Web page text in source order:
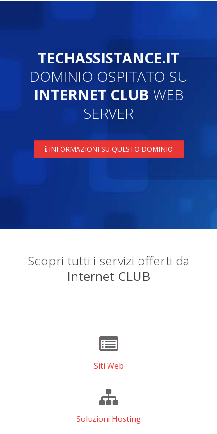
TECHASSISTANCE.IT
DOMINIO OSPITATO SU
INTERNET CLUB WEB
SERVER
INFORMAZIONI SU QUESTO DOMINIO
Scopri tutti i servizi offerti da
Internet CLUB
Siti Web
Soluzioni Hosting